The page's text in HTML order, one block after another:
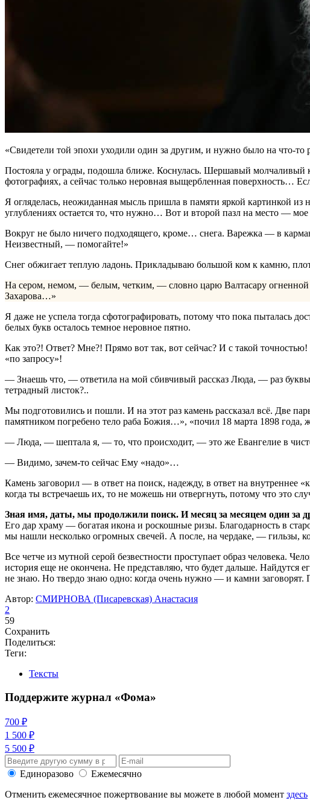
«Свидетели той эпохи уходили один за другим, и нужно было на что-
Постояла у ограды, подошла ближе. Коснулась. Шершавый
фотографиях, а сейчас только неровная выщербленная поверхность…
Я огляделась, неожиданная мысль пришла в памяти яркой картинкой
углублениях остается то, что нужно… Вот и второй пазл на место —
Вокруг не было ничего подходящего, кроме… снега. Варежка — в
Неизвестный, — помогайте!»
Снег обжигает теплую ладонь. Прикладываю большой ком к камню,
На сером, немом, — белым, четким, — словно царю Валтасару
Захарова…»
Я даже не успела тогда сфотографировать, потому что пока пыталась
белых букв осталось темное неровное пятно.
Как это?! Ответ? Мне?! Прямо вот так, вот сейчас? И с такой
«по запросу»!
— Знаешь что, — ответила на мой сбивчивый рассказ Люда, — раз
тетрадный листок?..
Мы подготовились и пошли. И на этот раз камень рассказал всё. Две
памятником погребено тело раба Божия…», «почил 18 марта 1898
— Люда, — шептала я, — то, что происходит, — это же Евангелие в
— Видимо, зачем-то сейчас Ему «надо»…
Камень заговорил — в ответ на поиск, надежду, в ответ на внутреннее
когда ты встречаешь их, то не можешь ни отвергнуть, потому что это
Зная имя, даты, мы продолжили поиск. И месяц за месяцем один за
Его дар храму — богатая икона и роскошные ризы. Благодарность в
мы нашли несколько огромных свечей. А после, на чердаке, — гильзы,
Все четче из мутной серой безвестности проступает образ человека.
история еще не окончена. Не представляю, что будет дальше.
не знаю. Но твердо знаю одно: когда очень нужно — и камни
Автор: СМИРНОВА (Писаревская) Анастасия
2
59
Сохранить
Поделиться:
Теги:
Тексты
Поддержите журнал «Фома»
700 ₽
1 500 ₽
5 500 ₽
Единоразово
Ежемесячно
Отменить ежемесячное пожертвование вы можете в любой момент здесь